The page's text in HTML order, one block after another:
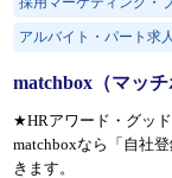
アルバイト・パート求
matchbox（マッチ
★HRアワード・グッ
matchboxなら「自社
きます。